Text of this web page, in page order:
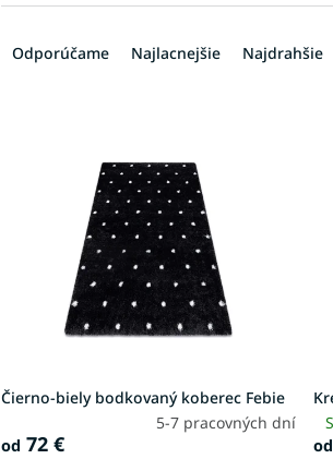
a
v
Odporúčame Najlacnejšie Najdrahšie
t
o
Čierno-biely bodkovaný koberec Febie
5-7 pracovných dní
od 72 €
od